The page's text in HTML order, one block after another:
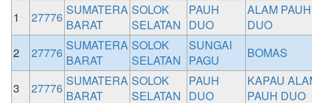
1 27776 SUMATERA
BARAT
SOLOK
SELATAN
PAUH
DUO
ALAM PAUH
DUO
2
27776 SUMATERA
BARAT
SOLOK
SELATAN
SUNGAI
PAGU
BOMAS
3 27776 SUMATERA
BARAT
SOLOK
SELATAN
PAUH
DUO
KAPAU
PAUH DUO